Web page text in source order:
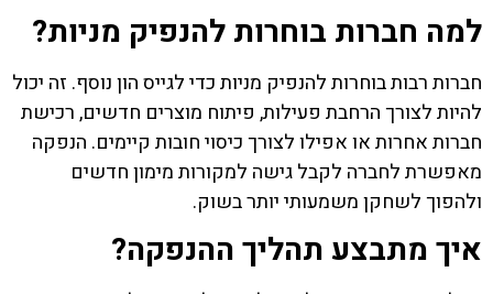
למה חברות בוחרות להנפיק מניות?
חברות רבות בוחרות להנפיק מניות כדי לגייס הון נוסף. זה יכול
להיות לצורך הרחבת פעילות, פיתוח מוצרים חדשים, רכישת
חברות אחרות או אפילו לצורך כיסוי חובות קיימים. הנפקה
מאפשרת לחברה לקבל גישה למקורות מימון חדשים
ולהפוך לשחקן משמעותי יותר בשוק.
איך מתבצע תהליך ההנפקה?